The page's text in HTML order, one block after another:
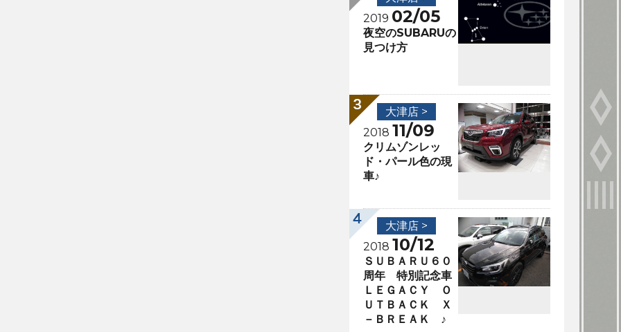
2019 02/05
夜空のSUBARUの
見つけ方
大津店 >
2018 11/09
クリムゾンレッ
ド・パール色の現
車♪
大津店 >
2018 10/12
ＳＵＢＡＲＵ６０
周年 特別記念車
ＬＥＧＡＣＹ Ｏ
ＵＴＢＡＣＫ Ｘ
－ＢＲＥＡＫ ♪